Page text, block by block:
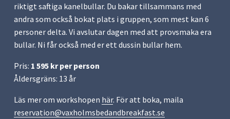
riktigt saftiga kanelbullar. Du bakar tillsammans med
andra som också bokat plats i gruppen, som mest kan 6
personer delta. Vi avslutar dagen med att provsmaka era
bullar. Ni får också med er ett dussin bullar hem.
Pris: 1 595 kr per person
Åldersgräns: 13 år
Läs mer om workshopen här
reservation@vaxholmsbedandbreakfast.se